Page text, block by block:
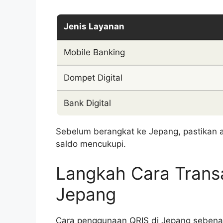
Jenis Layanan
Mobile Banking
Dompet Digital
Bank Digital
Sebelum berangkat ke Jepang,
saldo mencukupi.
Langkah Cara
Jepang
Cara penggunaan QRIS di Jepang